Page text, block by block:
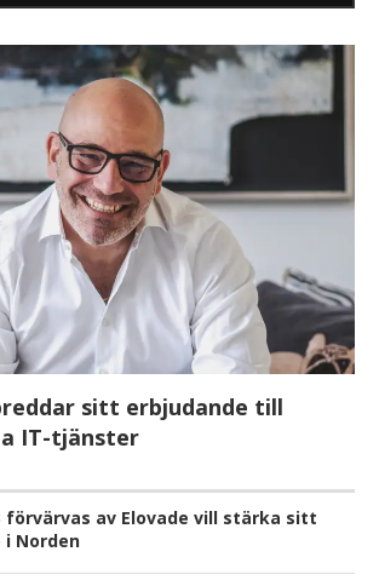
sitt erbjudande till
IT-tjänster
förvärvas av Elovade vill stärka sitt
i Norden